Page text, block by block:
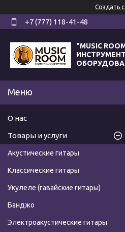
Создать
+7 (777) 118-41-48
"MUSIC
О нас
Товары и услуги
Акустические гитары
Классические гитары
Укулеле (гавайские гитары)
Банджо
Электроакустические гитары